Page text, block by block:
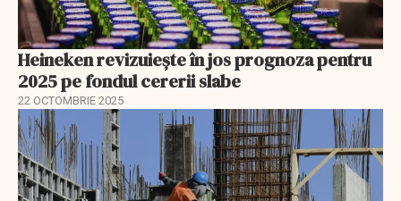
Heineken revizuiește în jos prognoza pentru
2025 pe fondul cererii slabe
22 OCTOMBRIE 2025